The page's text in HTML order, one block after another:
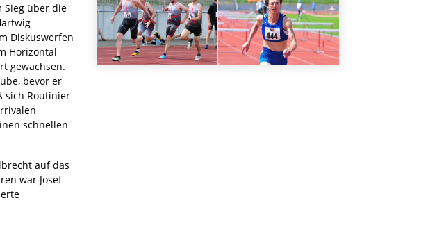
Sieg über die
Diskuswerfen
Horizontal -
gewachsen.
bevor er
sich Routinier
schnellen
auf das
war Josef